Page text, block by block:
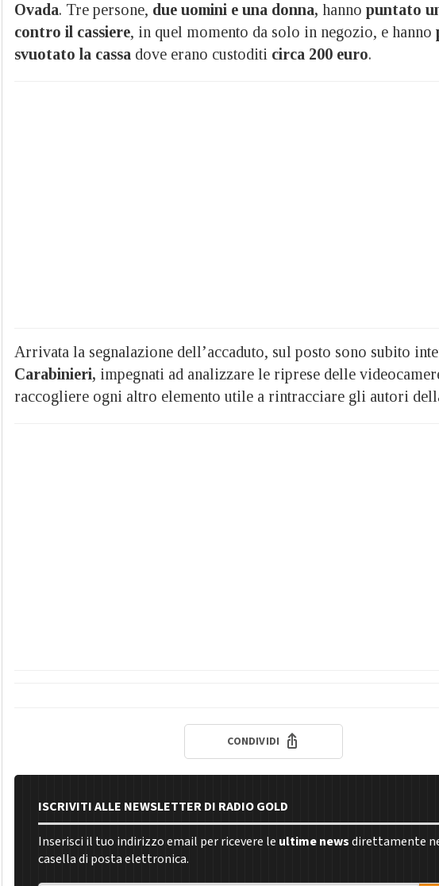
Ovada. Tre persone, due uomini e una donna, hanno puntato
contro il cassiere, in quel momento da solo in negozio, e hanno
svuotato la cassa dove erano custoditi circa 200 euro.
Arrivata la segnalazione dell’accaduto, sul posto sono subito
Carabinieri, impegnati ad analizzare le riprese delle
raccogliere ogni altro elemento utile a rintracciare gli autori
CONDIVIDI
ISCRIVITI ALLE NEWSLETTER DI RADIO GOLD
Inserisci il tuo indirizzo email per ricevere le ultime newsdirettamente
casella di posta elettronica.